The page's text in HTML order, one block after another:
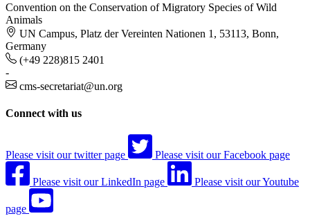
Convention on the Conservation of Migratory Species of Wild
Animals
UN Campus, Platz der Vereinten Nationen 1, 53113, Bonn,
Germany
(+49 228)815 2401
-
cms-secretariat@un.org
Connect with us
Please visit our twitter page Please visit our Facebook page
Please visit our LinkedIn page Please visit our Youtube
page